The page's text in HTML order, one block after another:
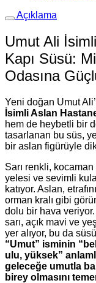
Açıklama
Umut Ali
Kapı Süsü:
Odasına
Yeni doğan Umut
İsimli Aslan
hem de heybetli bir
tasarlanan bu süs,
bir aslan figürüyle
Sarı renkli,
yelesi ve sevimli
katıyor. Aslan,
orman kralı gibi
dolu bir hava veriyor.
sarı, açık mavi ve
yer alıyor, bu da
“Umut” isminin
ulu, yüksek”
geleceğe umutla
birey olmasını